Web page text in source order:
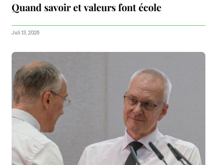
Quand savoir et valeurs font école
Juli 13, 2026